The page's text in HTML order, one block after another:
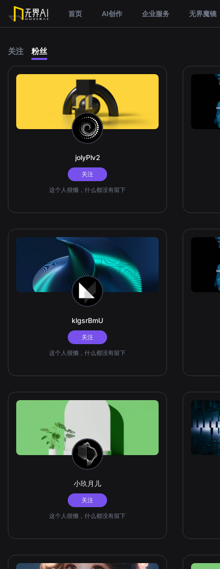
首页 AI创作 企业服务 无界魔镜
关注 粉丝
jolyPlv2
关注
这个人很懒，什么都没有留下
klgsrBmU
关注
这个人很懒，什么都没有留下
小玖月儿
关注
这个人很懒，什么都没有留下